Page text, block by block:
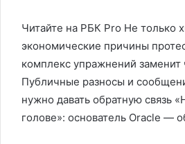
Читайте на РБК Pro Не только
экономические причины
комплекс упражнений заменит
Публичные разносы и
нужно давать обратную связь
голове»: основатель Oracle —